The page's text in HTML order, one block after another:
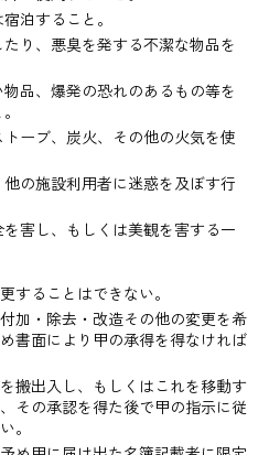
All Rights Reserved.
泊すること。
り、悪臭を発する不潔な物品を
品、爆発の恐れのあるもの等を
ーブ、炭火、その他の火気を使
の施設利用者に迷惑を及ぼす行
害し、もしくは美観を害する一
することはできない。
加・除去・改造その他の変更を希
書面により甲の承得を得なければ
搬出入し、もしくはこれを移動す
その承認を得た後で甲の指示に従
。